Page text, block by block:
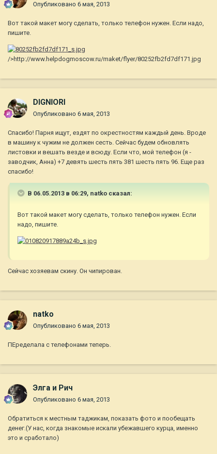
Опубликовано 6 мая, 2013
Вот такой макет могу сделать, только телефон нужен. Если надо,
пишите.
/>http://www.helpdogmoscow.ru/maket/flyer/80252fb2fd7df171.jpg
DIGNIORI
Опубликовано 6 мая, 2013
Спасибо! Парня ищут, ездят по окрестностям каждый день. Вроде
в машину к чужим не должен сесть. Сейчас будем обновлять
листовки и вешать везде и всюду. Если что, мой телефон (я -
заводчик, Анна) +7 девять шесть пять 381 шесть пять 96. Еще раз
спасибо!
В 06.05.2013 в 06:29, natko сказал:
Вот такой макет могу сделать, только телефон нужен. Если
надо, пишите.
Сейчас хозяевам скину. Он чипирован.
natko
Опубликовано 6 мая, 2013
ПЕределала с телефонами теперь.
Элга и Рич
Опубликовано 6 мая, 2013
Обратиться к местным таджикам, показать фото и пообещать
денег.(У нас, когда знакомые искали убежавшего курца, именно
это и сработало)